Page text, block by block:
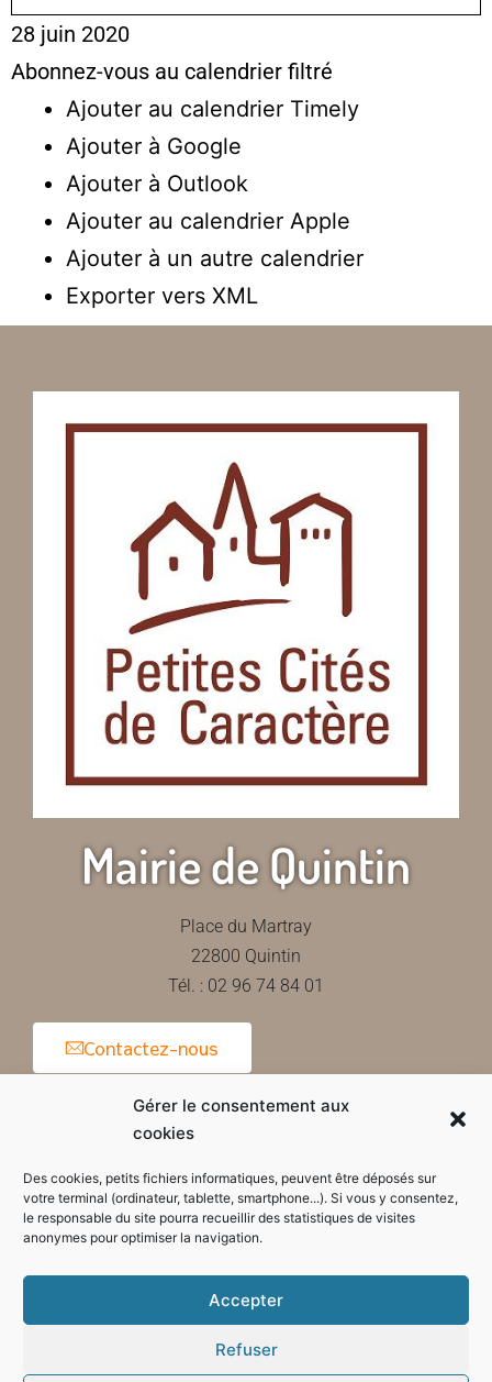
Gérer le consentement aux
cookies
Des cookies, petits fichiers informatiques, peuvent être déposés sur
votre terminal (ordinateur, tablette, smartphone...). Si vous y consentez,
le responsable du site pourra recueillir des statistiques de visites
anonymes pour optimiser la navigation.
Accepter
Refuser
28 juin 2020
Abonnez-vous au calendrier filtré
Ajouter au calendrier Timely
Ajouter à Google
Ajouter à Outlook
Ajouter au calendrier Apple
Ajouter à un autre calendrier
Exporter vers XML
Mairie de Quintin
Place du Martray
22800 Quintin
Tél. : 02 96 74 84 01
Contactez-nous
Horaires d'ouverture de la mairie